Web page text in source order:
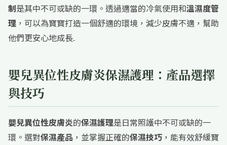
制是其中不可或缺的一環。透過適當的冷氣使用和溫濕度管
理 ，可以為寶寶打造一個舒適的環境，減少皮膚不適，幫助
他們更安心地成長.
嬰兒異位性皮膚炎保濕護理：產品選擇
與技巧
嬰兒異位性皮膚炎的保濕護理是日常照護中不可或缺的一
環。選對保濕產品 ，並掌握正確的保濕技巧 ，能有效舒緩寶